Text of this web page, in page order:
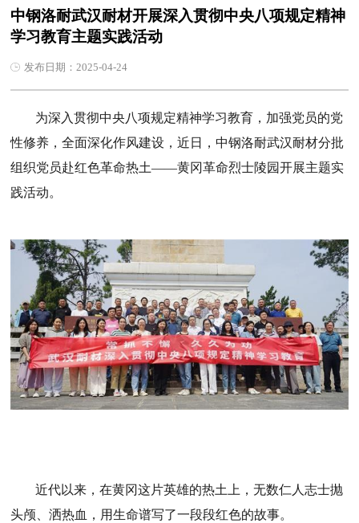
中钢洛耐武汉耐材开展深入贯彻中央八项规定精神
学习教育主题实践活动
发布日期：2025-04-24
为深入贯彻中央八项规定精神学习教育，加强党员的党
性修养，全面深化作风建设，近日，中钢洛耐武汉耐材分批
组织党员赴红色革命热土——黄冈革命烈士陵园开展主题实
践活动。
近代以来，在黄冈这片英雄的热土上，无数仁人志士抛
头颅、洒热血，用生命谱写了一段段红色的故事。